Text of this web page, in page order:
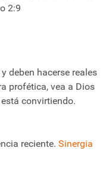
2:9
deben hacerse reales
profética, vea a Dios
convirtiendo.
reciente. Sinergia